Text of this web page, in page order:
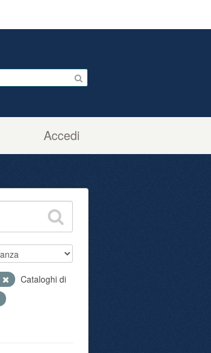
Accedi
Cataloghi di